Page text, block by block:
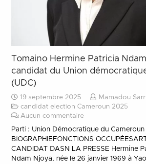
Tomaino Hermine Patricia
candidat du Union
(UDC)
19 septembre 2025
Mamadou Sarr
candidat election Cameroun 2025
Aucun commentaire
Parti : Union Démocratique du Cameroun
BIOGRAPHIEFONCTIONS
CANDIDAT DASN LA PRESSE Hermine
Ndam Njoya, née le 26 janvier 1969 à